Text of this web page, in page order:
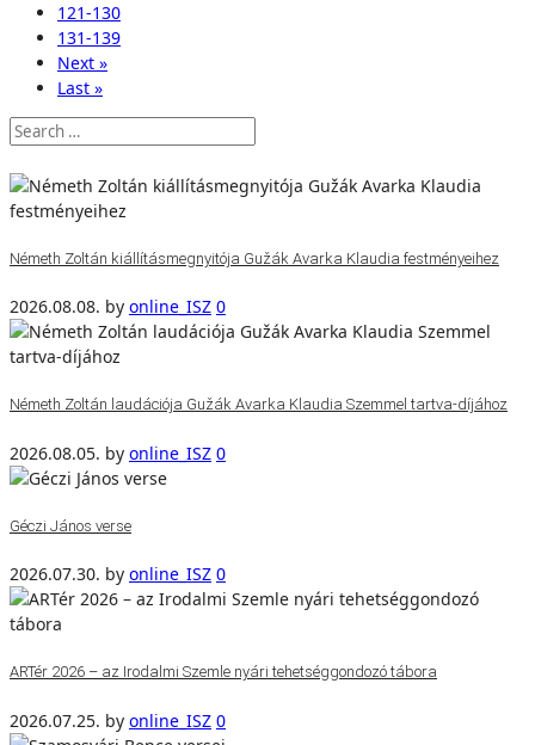
121-130
131-139
Next »
Last »
Németh Zoltán kiállításmegnyitója Gužák Avarka Klaudia festményeihez
2026.08.08. by online_ISZ 0
Németh Zoltán laudációja Gužák Avarka Klaudia Szemmel tartva-díjához
2026.08.05. by online_ISZ 0
Géczi János verse
2026.07.30. by online_ISZ 0
ARTér 2026 – az Irodalmi Szemle nyári tehetséggondozó tábora
2026.07.25. by online_ISZ 0